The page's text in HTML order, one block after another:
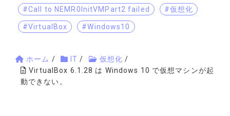
#Call to NEMR0InitVMPart2 failed #仮想化
#VirtualBox #Windows10
ホーム / IT / 仮想化 /
VirtualBox 6.1.28 は Windows 10 で仮想マシンが起
動できない。